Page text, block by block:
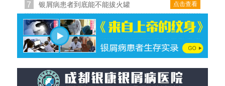
7 点击查看
银屑病患者到底能不能拔火罐